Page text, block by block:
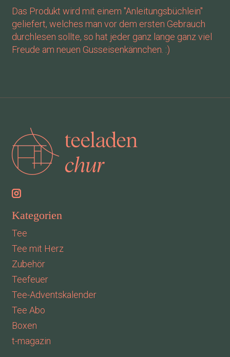
Das Produkt wird mit einem "Anleitungsbüchlein"
geliefert, welches man vor dem ersten Gebrauch
durchlesen sollte, so hat jeder ganz lange ganz viel
Freude am neuen Gusseisenkännchen. :)
Kategorien
Tee
Tee mit Herz
Zubehör
Teefeuer
Tee-Adventskalender
Tee Abo
Boxen
t-magazin